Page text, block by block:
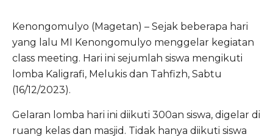
Kenongomulyo (Magetan) – Sejak beberapa hari
yang lalu MI Kenongomulyo menggelar kegiatan
class meeting. Hari ini sejumlah siswa mengikuti
lomba Kaligrafi, Melukis dan Tahfizh, Sabtu
(16/12/2023).
Gelaran lomba hari ini diikuti 300an siswa, digelar di
ruang kelas dan masjid. Tidak hanya diikuti siswa